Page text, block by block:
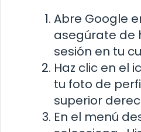
Abre Google
asegúrate de
sesión en tu
Haz clic en el
tu foto de
superior
En el menú